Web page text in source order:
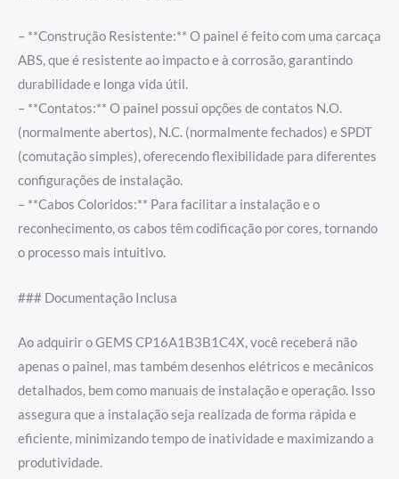
– **Construção Resistente:** O painel é feito com uma carcaça
ABS, que é resistente ao impacto e à corrosão, garantindo
durabilidade e longa vida útil.
– **Contatos:** O painel possui opções de contatos N.O.
(normalmente abertos), N.C. (normalmente fechados) e SPDT
(comutação simples), oferecendo flexibilidade para diferentes
configurações de instalação.
– **Cabos Coloridos:** Para facilitar a instalação e o
reconhecimento, os cabos têm codificação por cores, tornando
o processo mais intuitivo.
### Documentação Inclusa
Ao adquirir o GEMS CP16A1B3B1C4X, você receberá não
apenas o painel, mas também desenhos elétricos e mecânicos
detalhados, bem como manuais de instalação e operação. Isso
assegura que a instalação seja realizada de forma rápida e
eficiente, minimizando tempo de inatividade e maximizando a
produtividade.